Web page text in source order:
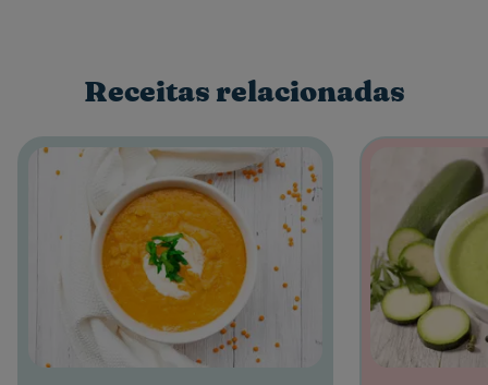
Receitas relacionadas